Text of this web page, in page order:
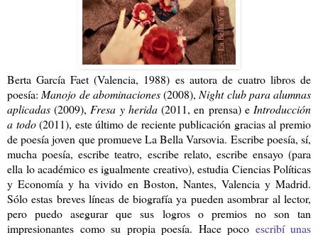
Berta García Faet (Valencia, 1988) es autora de cuatro libros de
poesía: Manojo de abominaciones(2008), Night club para alumnas
aplicadas(2009), Fresa y herida(2011, en prensa) e Introducción
a todo(2011), este último de reciente publicación gracias al premio
de poesía joven que promueve La Bella Varsovia. Escribe poesía, sí,
mucha poesía, escribe teatro, escribe relato, escribe ensayo (para
ella lo académico es igualmente creativo), estudia Ciencias Políticas
y Economía y ha vivido en Boston, Nantes, Valencia y Madrid.
Sólo estas breves líneas de biografía ya pueden asombrar al lector,
pero puedo asegurar que sus logros o premios no son tan
impresionantes como su propia poesía. Hace poco escribí unas